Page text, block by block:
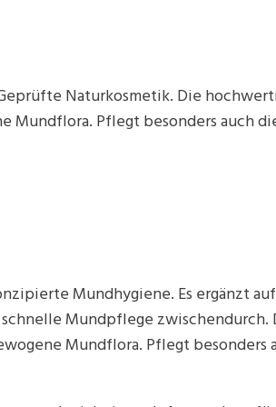
Naturkosmetik. Die
Pflegt besonders auch
Mundhygiene. Es ergänzt
Mundpflege
Mundflora. Pflegt